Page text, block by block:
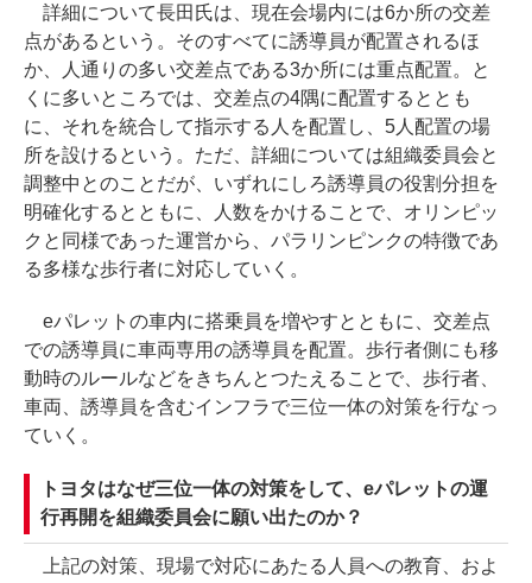
詳細について長田氏は、現在会場内には6か所の交差
点があるという。そのすべてに誘導員が配置されるほ
か、人通りの多い交差点である3か所には重点配置。と
くに多いところでは、交差点の4隅に配置するととも
に、それを統合して指示する人を配置し、5人配置の場
所を設けるという。ただ、詳細については組織委員会と
調整中とのことだが、いずれにしろ誘導員の役割分担を
明確化するとともに、人数をかけることで、オリンピッ
クと同様であった運営から、パラリンピンクの特徴であ
る多様な歩行者に対応していく。
eパレットの車内に搭乗員を増やすとともに、交差点
での誘導員に車両専用の誘導員を配置。歩行者側にも移
動時のルールなどをきちんとつたえることで、歩行者、
車両、誘導員を含むインフラで三位一体の対策を行なっ
ていく。
トヨタはなぜ三位一体の対策をして、eパレットの運
行再開を組織委員会に願い出たのか？
上記の対策、現場で対応にあたる人員への教育、およ